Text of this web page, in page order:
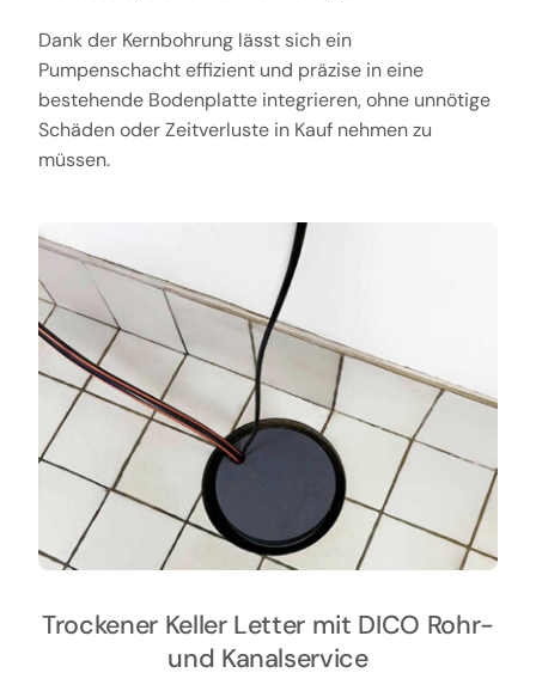
Dank der Kernbohrung lässt sich ein
Pumpenschacht effizient und präzise in eine
bestehende Bodenplatte integrieren, ohne unnötige
Schäden oder Zeitverluste in Kauf nehmen zu
müssen.
Trockener Keller Letter mit DICO Rohr-
und Kanalservice